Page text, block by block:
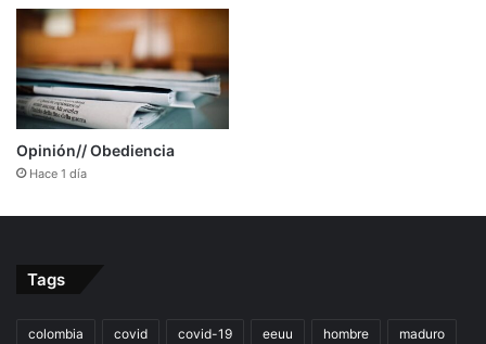
Opinión// Obediencia
Hace 1 día
Tags
colombia covid covid-19 eeuu hombre maduro